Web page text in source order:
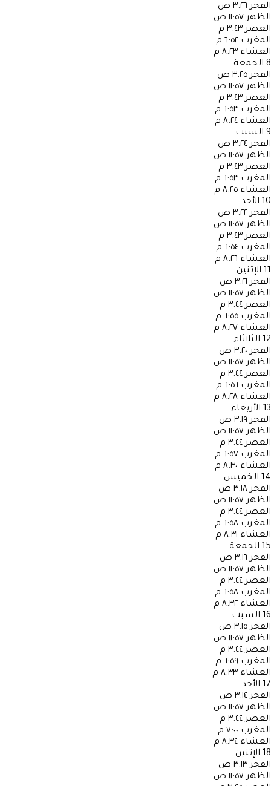
الفجر ٣:٢٦ ص
الظهر ١١:٥٧ ص
العصر ٣:٤٣ م
المغرب ٦:٥٢ م
العشاء ٨:٢٣ م
8 الجمعة
الفجر ٣:٢٥ ص
الظهر ١١:٥٧ ص
العصر ٣:٤٣ م
المغرب ٦:٥٣ م
العشاء ٨:٢٤ م
9 السبت
الفجر ٣:٢٤ ص
الظهر ١١:٥٧ ص
العصر ٣:٤٣ م
المغرب ٦:٥٣ م
العشاء ٨:٢٥ م
10 الأحد
الفجر ٣:٢٢ ص
الظهر ١١:٥٧ ص
العصر ٣:٤٣ م
المغرب ٦:٥٤ م
العشاء ٨:٢٦ م
11 الإثنين
الفجر ٣:٢١ ص
الظهر ١١:٥٧ ص
العصر ٣:٤٤ م
المغرب ٦:٥٥ م
العشاء ٨:٢٧ م
12 الثلاثاء
الفجر ٣:٢٠ ص
الظهر ١١:٥٧ ص
العصر ٣:٤٤ م
المغرب ٦:٥٦ م
العشاء ٨:٢٨ م
13 الأربعاء
الفجر ٣:١٩ ص
الظهر ١١:٥٧ ص
العصر ٣:٤٤ م
المغرب ٦:٥٧ م
العشاء ٨:٣٠ م
14 الخميس
الفجر ٣:١٨ ص
الظهر ١١:٥٧ ص
العصر ٣:٤٤ م
المغرب ٦:٥٨ م
العشاء ٨:٣١ م
15 الجمعة
الفجر ٣:١٦ ص
الظهر ١١:٥٧ ص
العصر ٣:٤٤ م
المغرب ٦:٥٨ م
العشاء ٨:٣٢ م
16 السبت
الفجر ٣:١٥ ص
الظهر ١١:٥٧ ص
العصر ٣:٤٤ م
المغرب ٦:٥٩ م
العشاء ٨:٣٣ م
17 الأحد
الفجر ٣:١٤ ص
الظهر ١١:٥٧ ص
العصر ٣:٤٤ م
المغرب ٧:٠٠ م
العشاء ٨:٣٤ م
18 الإثنين
الفجر ٣:١٣ ص
الظهر ١١:٥٧ ص